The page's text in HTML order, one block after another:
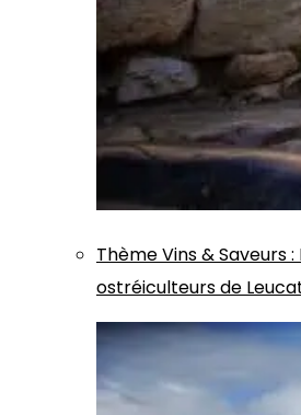
ThèmeVins & Saveurs:
ostréiculteurs de